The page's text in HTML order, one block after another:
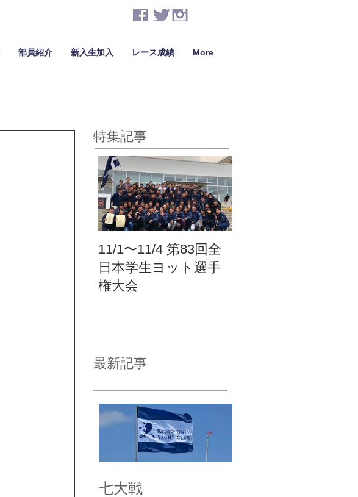
部員紹介 新入生加入 レース成績 More
特集記事
11/1〜11/4 第83回全
日本学生ヨット選手
権大会
最新記事
七大戦